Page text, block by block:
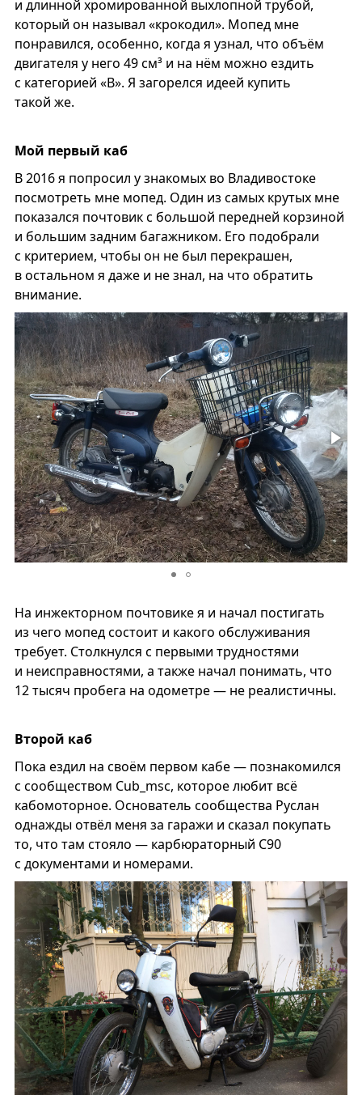
и длинной хромированной выхлопной трубой,
который он называл «крокодил». Мопед мне
понравился, особенно, когда я узнал, что объём
двигателя у него 49 см³ и на нём можно ездить
с категорией «B». Я загорелся идеей купить
такой же.
Мой первый каб
В 2016 я попросил у знакомых во Владивостоке
посмотреть мне мопед. Один из самых крутых мне
показался почтовик с большой передней корзиной
и большим задним багажником. Его подобрали
с критерием, чтобы он не был перекрашен,
в остальном я даже и не знал, на что обратить
внимание.
На инжекторном почтовике я и начал постигать
из чего мопед состоит и какого обслуживания
требует. Столкнулся с первыми трудностями
и неисправностями, а также начал понимать, что
12 тысяч пробега на одометре — не реалистичны.
Второй каб
Пока ездил на своём первом кабе — познакомился
с сообществом Cub_msc, которое любит всё
кабомоторное. Основатель сообщества Руслан
однажды отвёл меня за гаражи и сказал покупать
то, что там стояло — карбюраторный С90
с документами и номерами.